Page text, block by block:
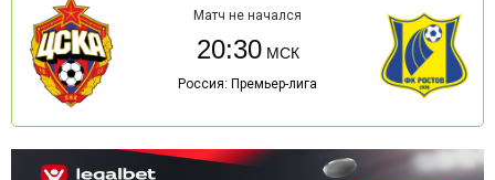
Матч не начался
20:30
Россия: Премьер-лига